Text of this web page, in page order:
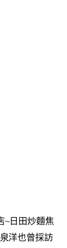
~日田炒麵焦
洋也曾採訪